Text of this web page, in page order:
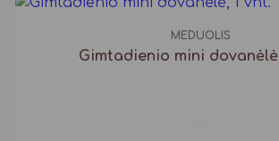
MEDUOLIS
Gimtadienio mini